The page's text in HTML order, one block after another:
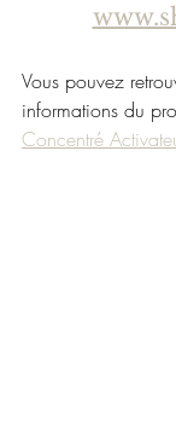
Vous pouvez
informations du
Concentré